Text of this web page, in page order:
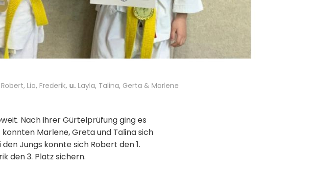
Lio, Frederik, u.Layla, Talina, Gerta & Marlene
Nach ihrer Gürtelprüfung ging es
Marlene, Greta und Talina sich
Jungs konnte sich Robert den 1.
den 3. Platz sichern.